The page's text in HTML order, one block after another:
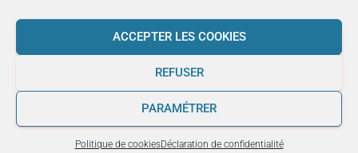
ACCEPTER LES COOKIES
REFUSER
PARAMÉTRER
Politique de cookiesDéclaration de confidentialité